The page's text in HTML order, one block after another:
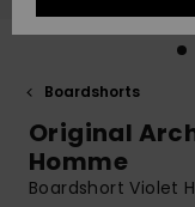
Boardshorts
Original
Homme
Boardshort Violet